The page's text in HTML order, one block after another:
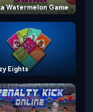
Watermelon Game
Eights